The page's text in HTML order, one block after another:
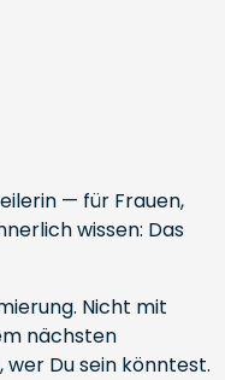
— für Frauen,
wissen: Das
Nicht mit
nächsten
Du sein könntest.